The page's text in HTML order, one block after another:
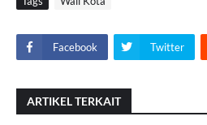
Facebook Twitter
ARTIKEL TERKAIT